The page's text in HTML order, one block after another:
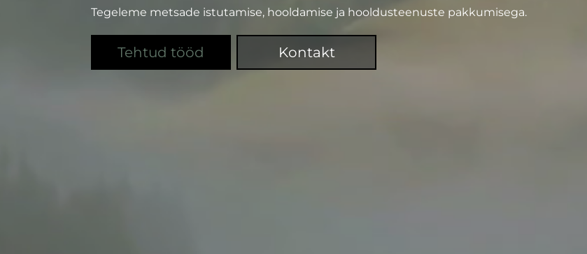
Tegeleme metsade istutamise, hooldamise ja hooldusteenuste pakkumisega.
Tehtud tööd Kontakt